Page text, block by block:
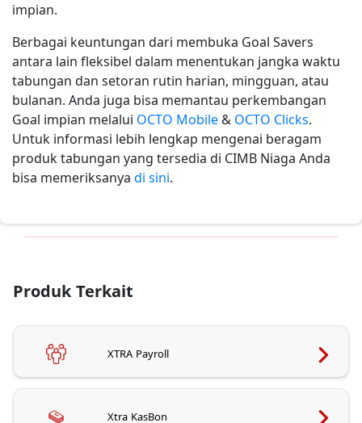
impian.
Berbagai keuntungan dari membuka Goal Savers
antara lain fleksibel dalam menentukan jangka waktu
tabungan dan setoran rutin harian, mingguan, atau
bulanan. Anda juga bisa memantau perkembangan
Goal impian melalui OCTO Mobile& OCTO Clicks.
Untuk informasi lebih lengkap mengenai beragam
produk tabungan yang tersedia di CIMB Niaga Anda
bisa memeriksanya di sini.
Produk Terkait
XTRA Payroll
Xtra KasBon